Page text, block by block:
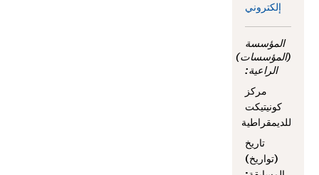
إلكتروني
المؤسسة
(المؤسسات)
الراعية:
مركز
كونيتيكت
للديمقراطية
تاريخ
(تواريخ)